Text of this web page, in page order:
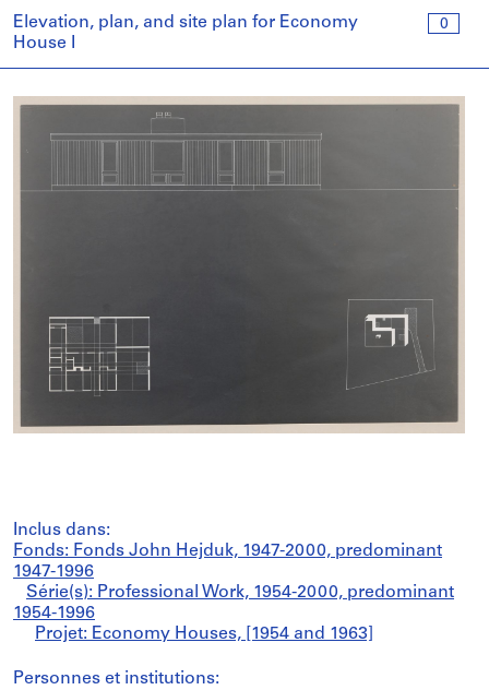
0
Elevation, plan, and site plan for Economy
House I
Inclus dans:
Fonds: Fonds John Hejduk, 1947-2000, predominant
1947-1996
Série(s): Professional Work, 1954-2000, predominant
1954-1996
Projet: Economy Houses, [1954 and 1963]
Personnes et institutions: